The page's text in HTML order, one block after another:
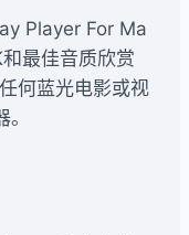
Player For Ma
最佳音质欣赏
何蓝光电影或视